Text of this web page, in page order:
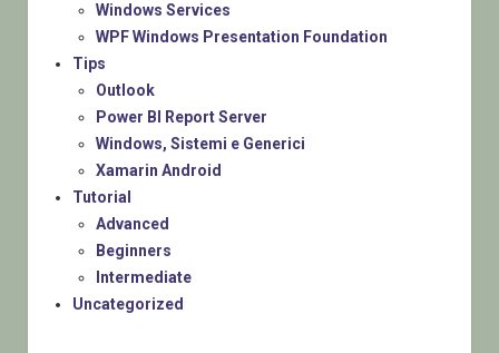
Windows Services
WPF Windows Presentation Foundation
Tips
Outlook
Power BI Report Server
Windows, Sistemi e Generici
Xamarin Android
Tutorial
Advanced
Beginners
Intermediate
Uncategorized